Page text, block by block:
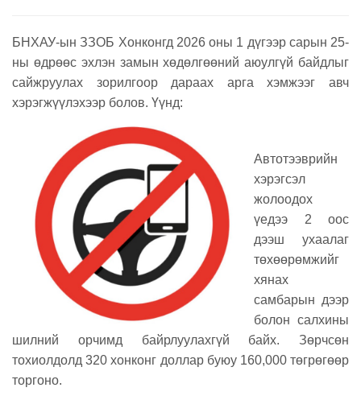
БНХАУ-ын ЗЗОБ Хонконгд 2026 оны 1 дүгээр сарын 25-
ны өдрөөс эхлэн замын хөдөлгөөний аюулгүй байдлыг
сайжруулах зорилгоор дараах арга хэмжээг авч
хэрэгжүүлэхээр болов. Үүнд:
Автотээврийн
хэрэгсэл
жолоодох
үедээ 2 оос
дээш ухаалаг
төхөөрөмжийг
хянах
самбарын дээр
болон салхины
шилний орчимд байрлуулахгүй байх. Зөрчсөн
тохиолдолд 320 хонконг доллар буюу 160,000 төгрөгөөр
торгоно.